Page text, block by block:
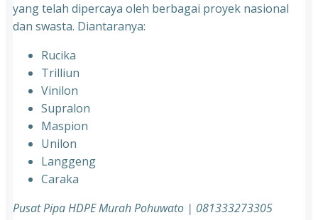
yang telah dipercaya oleh berbagai proyek nasional
dan swasta. Diantaranya:
Rucika
Trilliun
Vinilon
Supralon
Maspion
Unilon
Langgeng
Caraka
Pusat Pipa HDPE Murah Pohuwato | 081333273305